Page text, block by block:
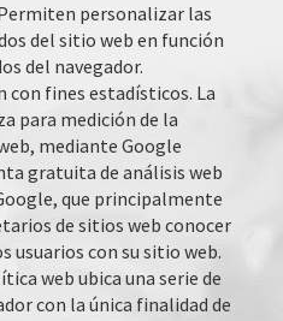
personalizar las
del sitio web en función
del navegador.
con fines estadísticos. La
para medición de la
mediante Google
gratuita de análisis web
que principalmente
de sitios web conocer
usuarios con su sitio web.
web ubica una serie de
con la única finalidad de